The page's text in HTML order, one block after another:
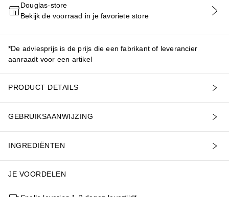
VOEG TOE AAN WINKELMANDJE
Douglas-store
Bekijk de voorraad in je favoriete store
*De adviesprijs is de prijs die een fabrikant of leverancier
aanraadt voor een artikel
PRODUCT DETAILS
GEBRUIKSAANWIJZING
INGREDIËNTEN
JE VOORDELEN